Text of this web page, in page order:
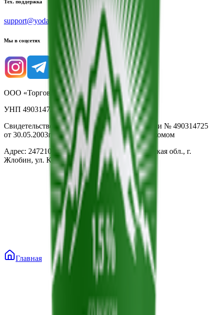
Тех. поддержка
support@yoda.by
Мы в соцсетях
ООО «Торговая сеть «Продмир»
УНП 490314725
Свидетельство о государственной регистрации № 490314725
от 30.05.2003г выдано Гомельским облисполкомом
Адрес: 247210, Республика Беларусь, Гомельская обл., г.
Жлобин, ул. Козлова 2-А
Главная